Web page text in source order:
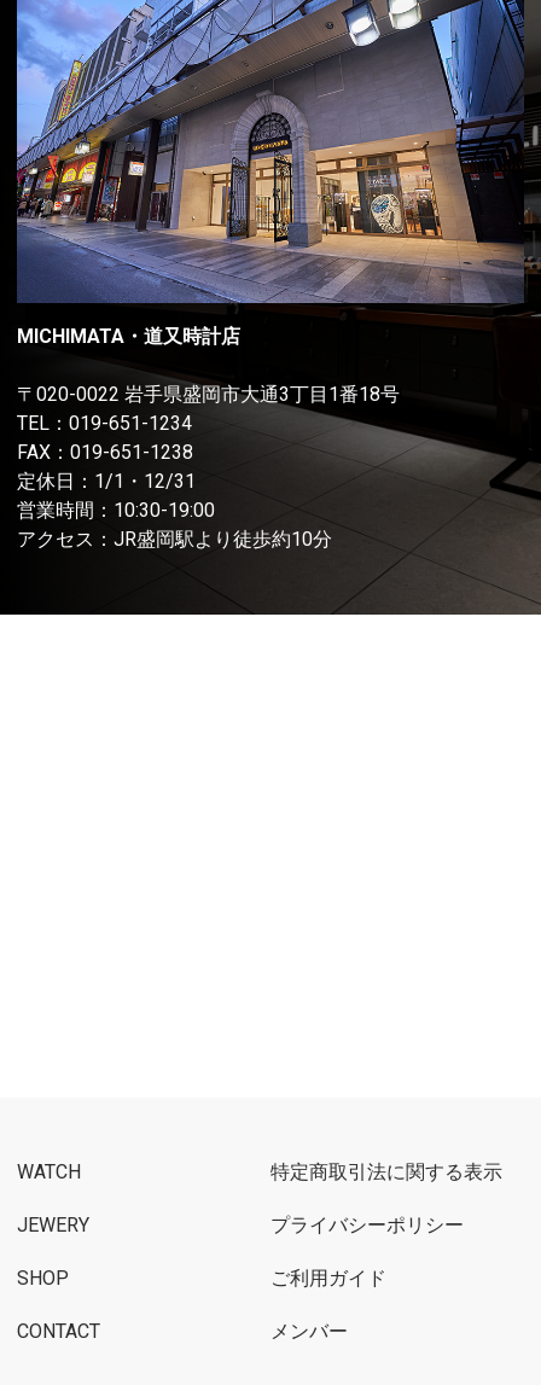
MICHIMATA・道又時計店
〒020-0022 岩手県盛岡市大通3丁目1番18号
TEL： 019-651-1234
FAX：019-651-1238
定休日：1/1・12/31
営業時間：10:30-19:00
アクセス：JR盛岡駅より徒歩約10分
WATCH
JEWERY
SHOP
CONTACT
特定商取引法に関する表示
プライバシーポリシー
ご利用ガイド
メンバー